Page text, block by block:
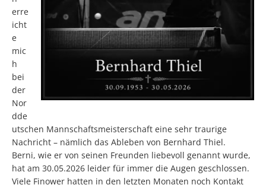
erre
icht
e
mic
h
bei
der
Nor
dde
utschen Mannschaftsmeisterschaft eine sehr traurige
Nachricht – nämlich das Ableben von Bernhard Thiel.
Berni, wie er von seinen Freunden liebevoll genannt wurde,
hat am 30.05.2026 leider für immer die Augen geschlossen.
Viele Finower hatten in den letzten Monaten noch Kontakt